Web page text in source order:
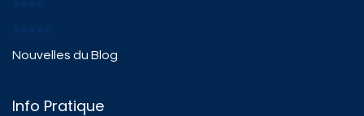
####
#####
Nouvelles du Blog
Info Pratique